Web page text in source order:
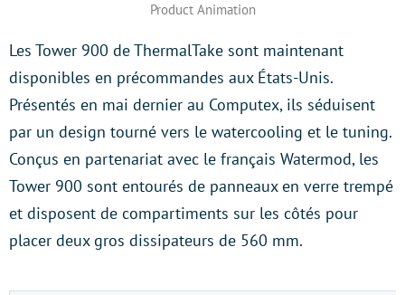
Product Animation
Les Tower 900 de ThermalTake sont maintenant
disponibles en précommandes aux États-Unis.
Présentés en mai dernier au Computex, ils séduisent
par un design tourné vers le watercooling et le tuning.
Conçus en partenariat avec le français Watermod, les
Tower 900 sont entourés de panneaux en verre trempé
et disposent de compartiments sur les côtés pour
placer deux gros dissipateurs de 560 mm.